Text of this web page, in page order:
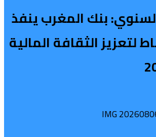
بنك المغرب ينفذ
نشاط لتعزيز الثقافة المالية